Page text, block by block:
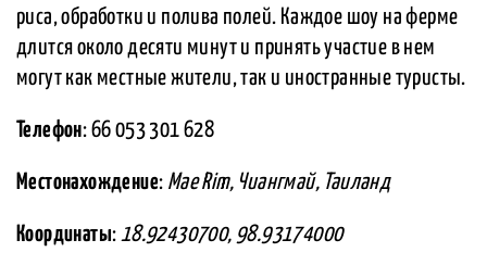
риса, обработки и полива полей. Каждое шоу на ферме
длится около десяти минут и принять участие в нем
могут как местные жители, так и иностранные туристы.
Телефон: 66 053 301 628
Местонахождение: Mae Rim, Чиангмай, Таиланд
Координаты: 18.92430700, 98.93174000